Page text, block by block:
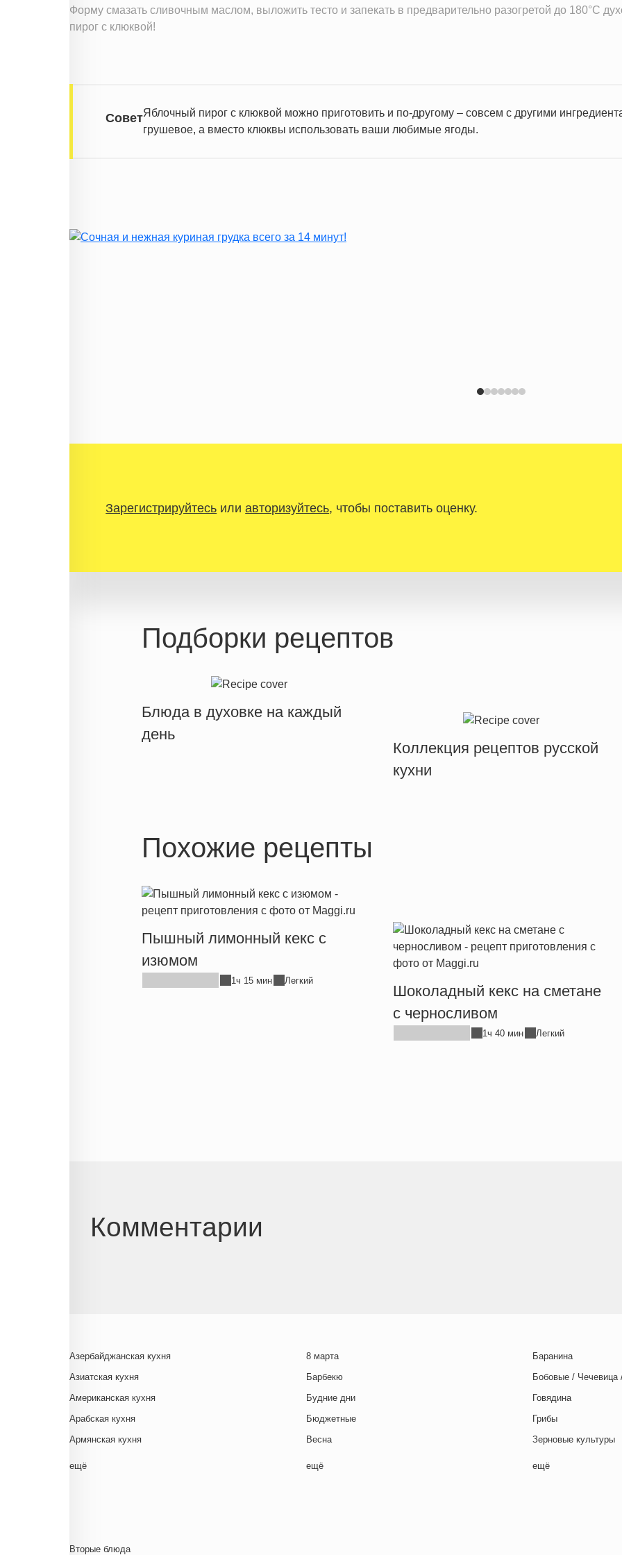
Форму смазать сливочным маслом, выложить тесто и запекать в предварительно разогретой до 180°С
пирог с клюквой!
СоветЯблочный пирог с клюквой можно приготовить и по-другому – совсем с другими
грушевое, а вместо клюквы использовать ваши любимые ягоды.
Зарегистрируйтесьили авторизуйтесь, чтобы поставить оценку.
Подборки рецептов
Блюда в духовке на каждый
день
Коллекция рецептов русской
кухни
Похожие рецепты
Пышный лимонный кекс с
изюмом
1ч 15 мин Легкий
Шоколадный кекс на сметане
с черносливом
1ч 40 мин Легкий
Комментарии
Азербайджанская кухня
Азиатская кухня
Американская кухня
Арабская кухня
Армянская кухня
Белорусская
Венгерская кухня
ещё
8 марта
Барбекю
Будние дни
Бюджетные
Весна
Выходные дни
ещё
Баранина
Бобовые / Чечевица
Говядина
Грибы
Зерновые культуры
Картофель
ещё
Вторые блюда